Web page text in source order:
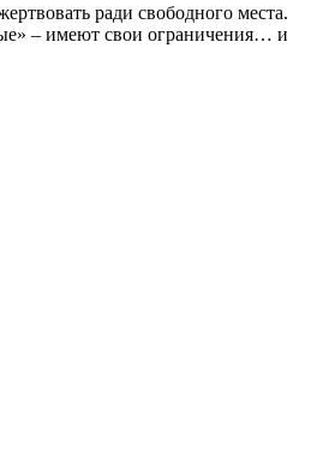
ради свободного места.
– имеют свои ограничения… и